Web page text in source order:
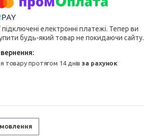
підключені електронні платежі. Тепер ви
будь-який товар не покидаючи сайту.
товару протягом 14 днівза рахунок